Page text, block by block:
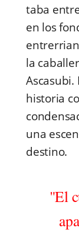
taba
en los
la
historia
una
destino.
"El